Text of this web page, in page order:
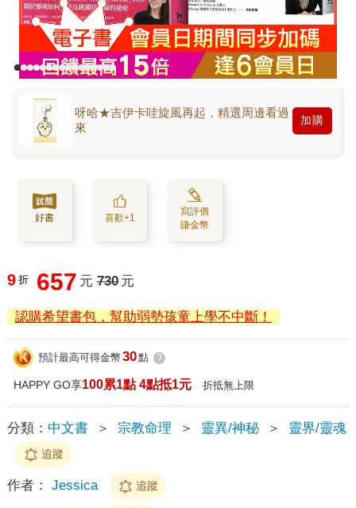
呀哈★吉伊卡哇旋風再起，精選周邊看過
來
加購
好書 喜歡+1
寫評價
賺金幣
9 折 657 元 730 元
認購希望書包，幫助弱勢孩童上學不中斷！
預計最高可得金幣 30點 ?
HAPPY GO享100累1點 4點抵1元 折抵無上限
分類： 中文書 ＞ 宗教命理 ＞ 靈異/神秘 ＞ 靈界/靈魂
追蹤
作者： Jessica 追蹤